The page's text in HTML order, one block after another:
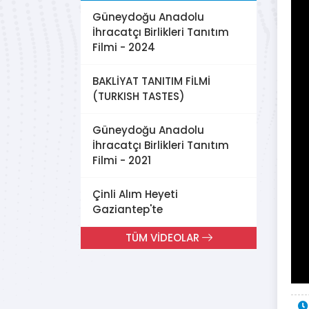
Güneydoğu Anadolu
İhracatçı Birlikleri Tanıtım
Filmi - 2024
BAKLİYAT TANITIM FİLMİ
(TURKISH TASTES)
Güneydoğu Anadolu
İhracatçı Birlikleri Tanıtım
Filmi - 2021
Çinli Alım Heyeti
Gaziantep'te
TÜM VİDEOLAR